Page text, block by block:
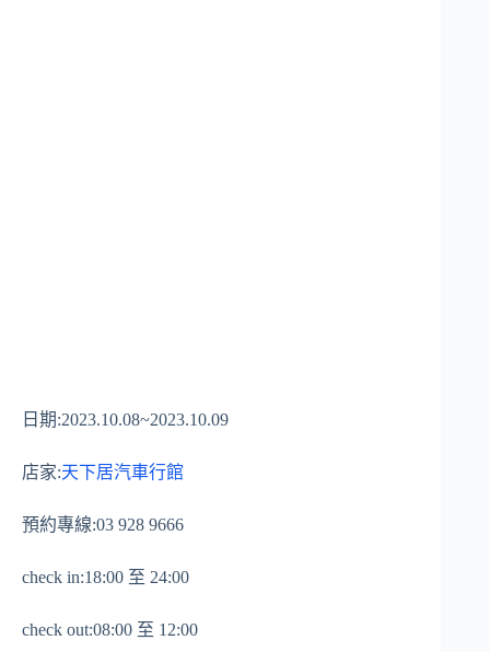
日期:2023.10.08~2023.10.09
店家:天下居汽車行館
預約專線:03 928 9666
check in:18:00 至 24:00
check out:08:00 至 12:00